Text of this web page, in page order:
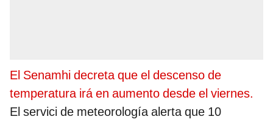
El Senamhi decreta que el descenso de
temperatura irá en aumento desde el viernes.
El servici de meteorología alerta que 10